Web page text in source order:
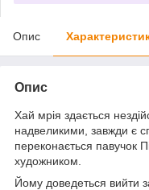
Опис
Опис
Хай мрія здається
надвеликими, завжди є
переконається павучок
художником.
Йому доведеться вийти